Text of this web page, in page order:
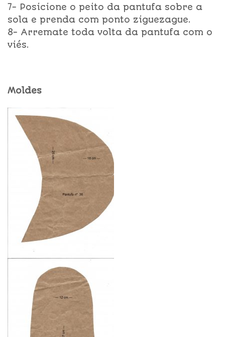
7- Posicione o peito da pantufa sobre a
sola e prenda com ponto ziguezague.
8- Arremate toda volta da pantufa com o
viés.
Moldes